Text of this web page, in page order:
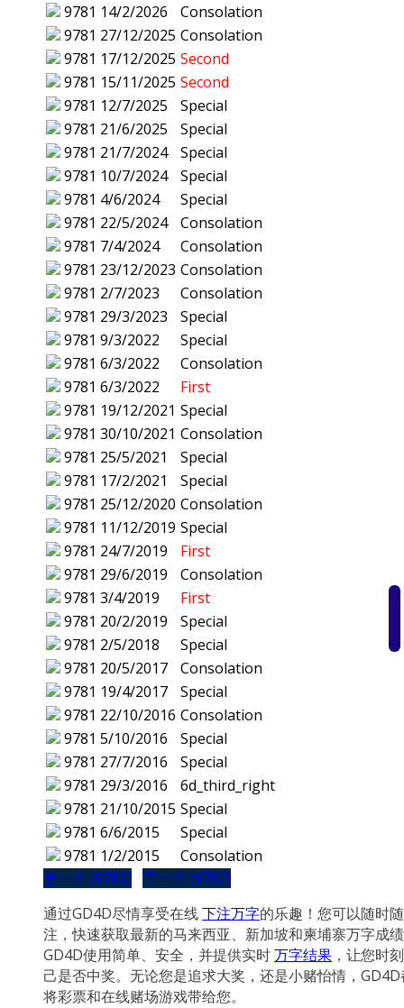
9781 14/2/2026
Consolation
9781 27/12/2025 Consolation
9781 17/12/2025 Second
9781 15/11/2025 Second
9781 12/7/2025
Special
9781 21/6/2025
Special
9781 21/7/2024
Special
9781 10/7/2024
Special
9781 4/6/2024
Special
9781 22/5/2024
Consolation
9781 7/4/2024
Consolation
9781 23/12/2023 Consolation
9781 2/7/2023
Consolation
9781 29/3/2023
Special
9781 9/3/2022
Special
9781 6/3/2022
Consolation
9781 6/3/2022
First
9781 19/12/2021 Special
9781 30/10/2021 Consolation
9781 25/5/2021
Special
9781 17/2/2021
Special
9781 25/12/2020 Consolation
9781 11/12/2019 Special
9781 24/7/2019
First
9781 29/6/2019
Consolation
9781 3/4/2019
First
9781 20/2/2019
Special
9781 2/5/2018
Special
9781 20/5/2017
Consolation
9781 19/4/2017
Special
9781 22/10/2016 Consolation
9781 5/10/2016
Special
9781 27/7/2016
Special
9781 29/3/2016
6d_third_right
9781 21/10/2015 Special
9781 6/6/2015
Special
9781 1/2/2015
Consolation
是一个 (9780) 下一个 (9782)
通过GD4D尽情享受在线下注万字的乐趣！您可以随时
注，快速获取最新的马来西亚、新加坡和柬埔寨万字成
GD4D使用简单、安全，并提供实时万字结果 ，让您时
己是否中奖。无论您是追求大奖，还是小赌怡情，
将彩票和在线赌场游戏带给您。